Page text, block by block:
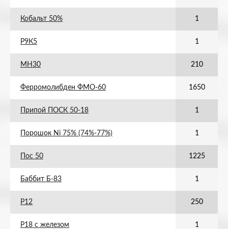
Кобальт 50% 1
Р9К5 1
МН30 210
Ферромолибден ФМО-60 1650
Припой ПОСК 50-18 1
Порошок Ni 75% (74%-77%) 1
Пос 50 1225
Баббит Б-83 1
Р12 250
Р18 с железом 1